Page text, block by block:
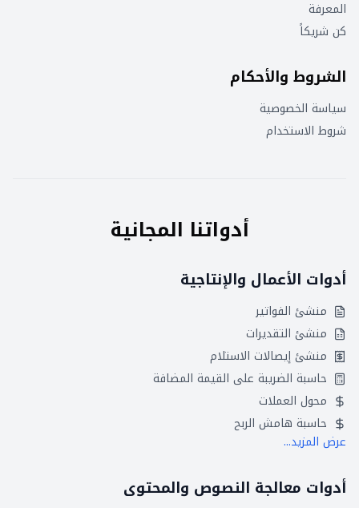
المعرفة
كن شريكاً
الشروط والأحكام
سياسة الخصوصية
شروط الاستخدام
أدواتنا المجانية
أدوات الأعمال والإنتاجية
منشئ الفواتير
منشئ التقديرات
منشئ إيصالات الاستلام
حاسبة الضريبة على القيمة المضافة
محول العملات
حاسبة هامش الربح
عرض المزيد...
أدوات معالجة النصوص والمحتوى